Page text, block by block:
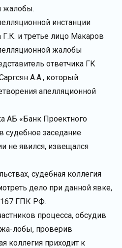
жалобы.
инстанции
и третье лицо Макаров
жалобы
ответчика ГК
А.А., который
апелляционной
АБ «Банк Проектного
судебное заседание
не явился, извещался
судебная коллегия
дело при данной явке,
167 ГПК РФ.
процесса, обсудив
лобы, проверив
коллегия приходит к